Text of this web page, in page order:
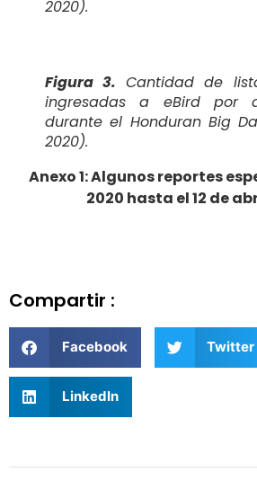
2020).
Figura 3. Cantidad de
ingresadas a eBird por
durante el Honduran Big
2020).
Anexo 1: Algunos reportes
2020 hasta el 12 de
Compartir :
Facebook Twitter
LinkedIn